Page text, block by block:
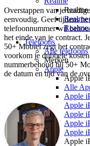
Realme
Telefoons
Alle telefoons
Merken
Apple
Apple
Alle
Apple
Apple
Apple
Apple
Apple
Apple
Overstappen van je
eenvoudig. Geef tijdens
telefoonnummer wil
het einde van je contract.
50+ Mobiel zegt het
voorkom je dubbele
nummerbehoud bij 50+
de datum en tijd van de